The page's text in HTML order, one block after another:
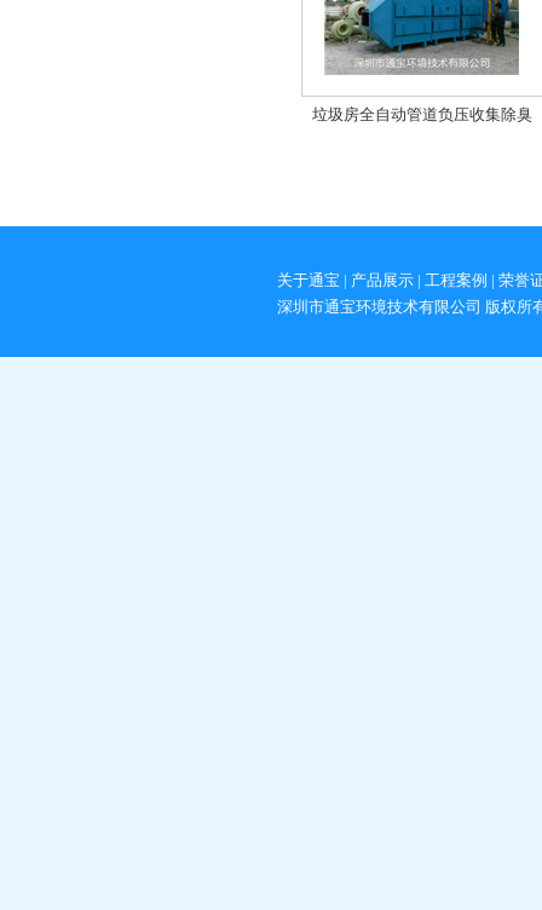
垃圾房全自动管道负压收集除臭
关于通宝 | 产品展示 | 工程案例 | 荣誉
深圳市通宝环境技术有限公司 版权所